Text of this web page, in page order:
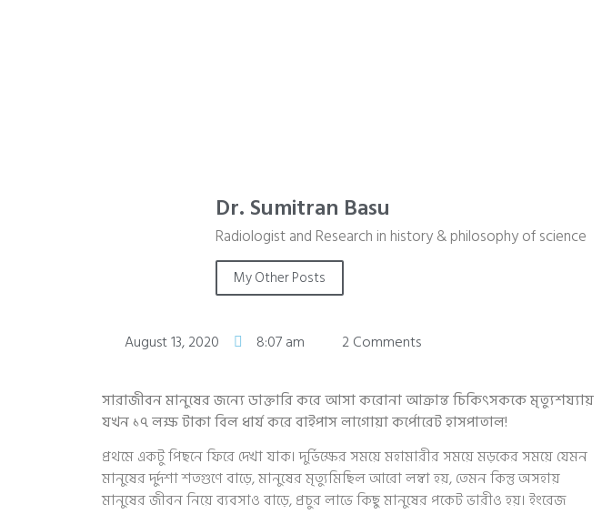
Dr. Sumitran Basu
Radiologist and Research in history & philosophy of science
My Other Posts
August 13, 2020 8:07 am 2 Comments
সারাজীবন মানুষের জন্যে ডাক্তারি করে আসা করোনা আক্রান্ত চিকিৎসককে মৃত্যুশয্যায়
যখন ১৭ লক্ষ টাকা বিল ধার্য করে বাইপাস লাগোয়া কর্পোরেট হাসপাতাল!
প্রথমে একটু পিছনে ফিরে দেখা যাক। দুর্ভিক্ষের সময়ে মহামারীর সময়ে মড়কের সময়ে যেমন
মানুষের দুর্দশা শতগুণে বাড়ে, মানুষের মৃত্যুমিছিল আরো লম্বা হয়, তেমন কিন্তু অসহায়
মানুষের জীবন নিয়ে ব্যবসাও বাড়ে, প্রচুর লাভে কিছু মানুষের পকেট ভারীও হয়। ইংরেজ